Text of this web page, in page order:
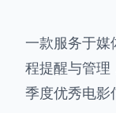
一款服务于媒
程提醒与管理
季度优秀电影